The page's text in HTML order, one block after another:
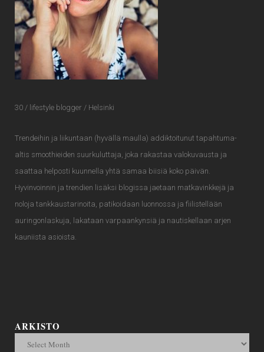
30 / lifestyle blogger / Helsinki
Trendeihin ja liikuntaan (hyvällä maulla) addiktoitunut tapahtuma-
altis smoothieiden suurkuluttaja, joka rakastaa valokuvausta ja
saattaa helposti kuunnella yhtä samaa biisiä koko päivän.
Hyvinvoinnin ja trendien lisäksi blogissa jaetaan matkavinkkejä ja
noloja tankkaustarinoita, patikoidaan luonnossa ja fiilistellään
auringonlaskuja, lakataan varpaankynsiä ja nautiskellaan arjen
kauniista asioista.
ARKISTO